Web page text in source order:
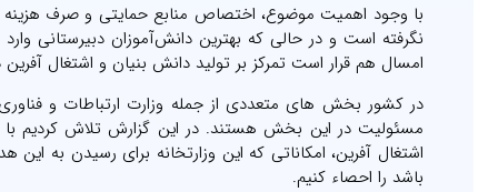
با وجود اهمیت موضوع، اختصاص منابع حمایتی و صرف
امسال هم قرار است تمرکز بر تولید دانش بنیان و اشتغال
در کشور بخش های متعددی از جمله وزارت ارتباطات و
مسئولیت در این بخش هستند. در این گزارش تلاش کردیم با
اشتغال آفرین، امکاناتی که این وزارتخانه برای رسیدن به
باشد را احصاء کنیم.